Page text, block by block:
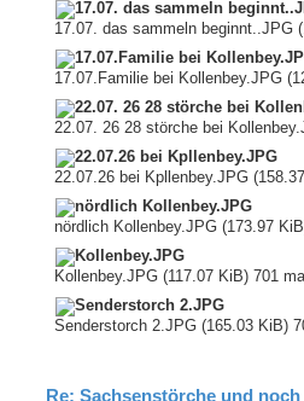
17.07. das sammeln beginnt..JPG
17.07.Familie bei Kollenbey.JPG
22.07. 26 28 störche bei
22.07.26 bei Kpllenbey.JPG
nördlich Kollenbey.JPG (173.97
Kollenbey.JPG (117.07 KiB) 701
Senderstorch 2.JPG (165.03 KiB)
Re: Sachsenstörche und